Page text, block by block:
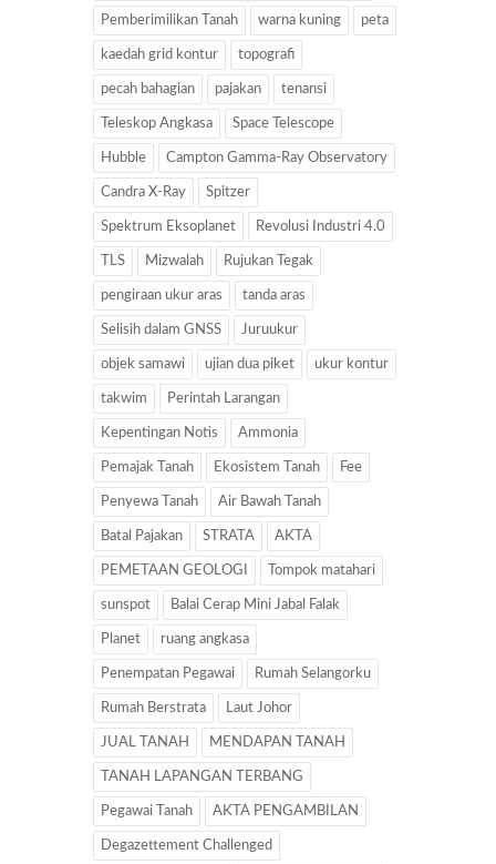
Pemberimilikan Tanah warna kuning peta
kaedah grid kontur topografi
pecah bahagian pajakan tenansi
Teleskop Angkasa Space Telescope
Hubble Campton Gamma-Ray Observatory
Candra X-Ray Spitzer
Spektrum Eksoplanet Revolusi Industri 4.0
TLS Mizwalah Rujukan Tegak
pengiraan ukur aras tanda aras
Selisih dalam GNSS Juruukur
objek samawi ujian dua piket ukur kontur
takwim Perintah Larangan
Kepentingan Notis Ammonia
Pemajak Tanah Ekosistem Tanah Fee
Penyewa Tanah Air Bawah Tanah
Batal Pajakan STRATA AKTA
PEMETAAN GEOLOGI Tompok matahari
sunspot Balai Cerap Mini Jabal Falak
Planet ruang angkasa
Penempatan Pegawai Rumah Selangorku
Rumah Berstrata Laut Johor
JUAL TANAH MENDAPAN TANAH
TANAH LAPANGAN TERBANG
Pegawai Tanah AKTA PENGAMBILAN
Degazettement Challenged